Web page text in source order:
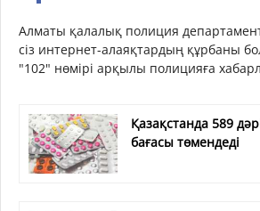
Алматы қалалық полиция
сіз интернет-алаяқтардың құрбаны
"102" нөмірі арқылы полицияға
Қазақстанда 589
бағасы төмендеді